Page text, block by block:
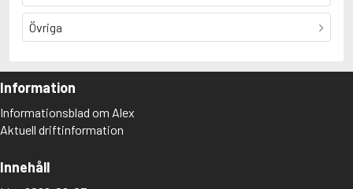
Övriga
Information
Informationsblad om Alex
Aktuell driftinformation
Innehåll